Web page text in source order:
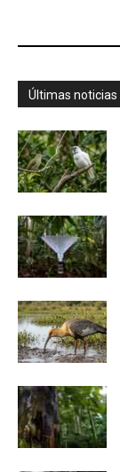
Últimas noticias